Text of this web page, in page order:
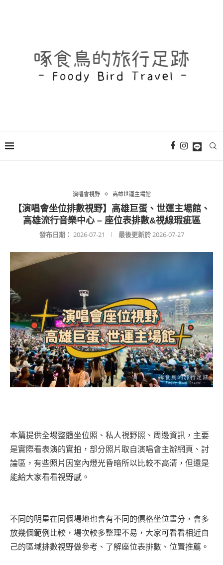
演唱會視野 高雄世運主場館
【演唱會坐位排數視野】高雄巨蛋、世運主場館、
高雄流行音樂中心 – 座位表排數&視線瑕疵區
發布日期： 2026-07-21 最後更新於2026-07-27
本篇提供全場整體坐位照、私人視野照、周邊資訊，主要
是實際看表演的實拍，部分照片取自演唱會主辦網頁、討
論區，有些照片因室內燈光昏暗所以比較不高清，但還是
能給大家看看視野感。
不同的明星在同個場地也會有不同的價格坐位畫分，會多
放幾個範例比較，場次較多整理不易，大家可看看相近自
己的區域排數視野做參考、了解座位表排數、位置推薦。